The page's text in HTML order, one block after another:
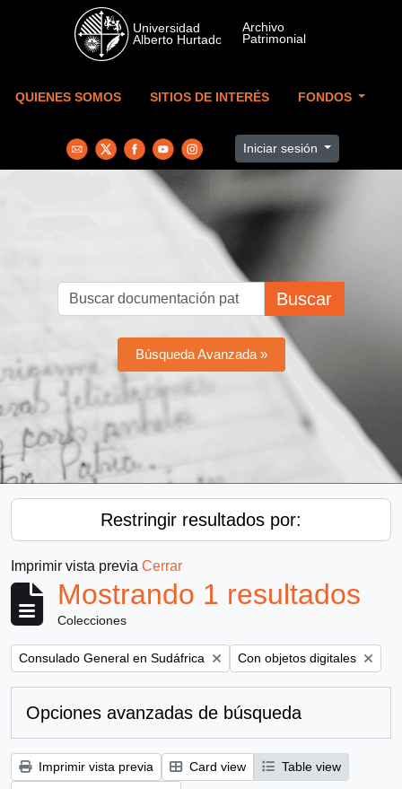
Skip to main content
QUIENES SOMOS SITIOS DE INTERÉS FONDOS
Iniciar sesión
Buscar
Búsqueda Avanzada »
Restringir resultados por:
Imprimir vista previa Cerrar
Mostrando 1 resultados
Colecciones
Remove filter:
Consulado General en Sudáfrica Remove filter:
Con objetos digitales
Opciones avanzadas de búsqueda
Imprimir vista previa Card view
Table view